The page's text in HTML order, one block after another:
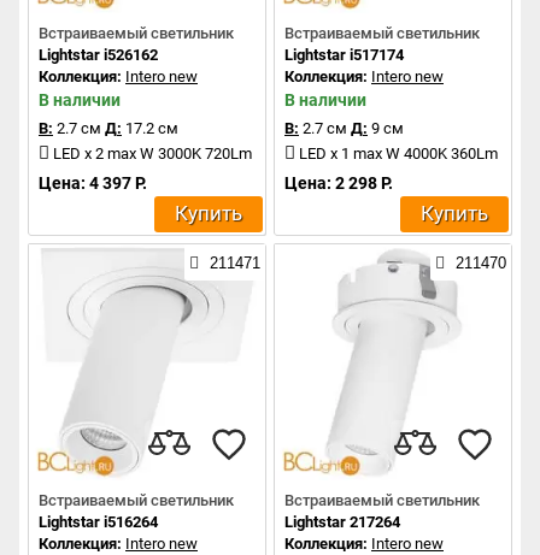
Встраиваемый светильник
Lightstar i526162
Коллекция: Intero new
В наличии
В: 2.7 см Д: 17.2 см
LED x 2 max W 3000K 720Lm
Цена: 4 397 Р.
Купить
Встраиваемый светильник
Lightstar i517174
Коллекция: Intero new
В наличии
В: 2.7 см Д: 9 см
LED x 1 max W 4000K 360Lm
Цена: 2 298 Р.
Купить
211471
Встраиваемый светильник
Lightstar i516264
Коллекция: Intero new
211470
Встраиваемый светильник
Lightstar 217264
Коллекция: Intero new